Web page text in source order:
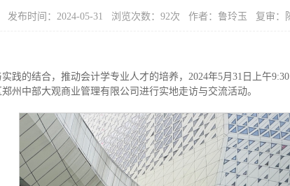
发布时间：2024-05-31 浏览次数： 92次 作者：鲁玲玉 复审：
践的结合，推动会计学专业人才的培养，2024年5月31日上午
州中部大观商业管理有限公司进行实地走访与交流活动。